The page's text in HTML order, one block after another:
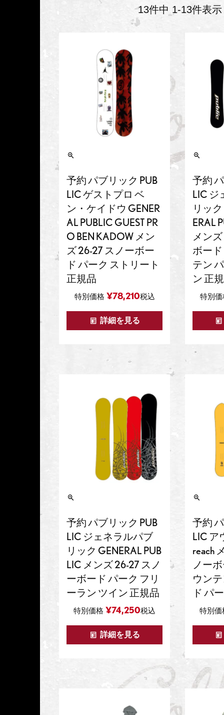
13件中 1-13件表示
予約 パブリック PUB
LIC ゲストプロ ベ
ン・ケイドウ GENER
AL PUBLIC GUEST PR
O BEN KADOW メン
ズ 26-27 スノーボー
ド パーク ストリート
正規品
特別価格 ¥78,210税込
詳細を見る
予約
LIC ジ
リッ
ERAL
メン
ボー
テン
ン 正
特別価
予約 パブリック PUB
LIC ジェネラルパブ
リック GENERAL PUB
LIC メンズ 26-27 スノ
ーボード パーク フリ
ーラン ツイン 正規品
特別価格 ¥74,250税込
詳細を見る
予約
LIC ア
reach
ノー
ウン
ド パ
特別価